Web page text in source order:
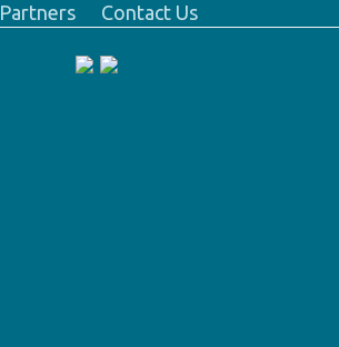
Partners Contact Us